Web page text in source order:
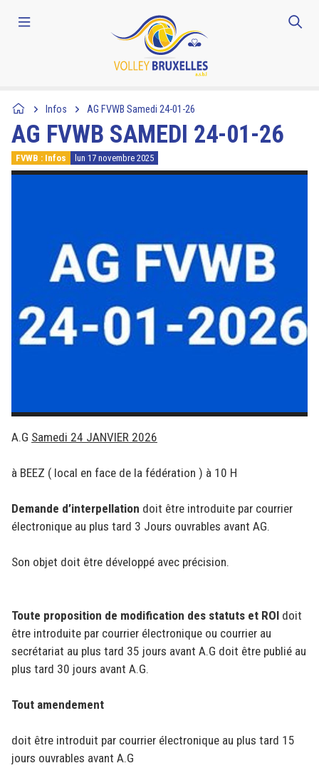
Infos AG FVWB Samedi 24-01-26
AG FVWB SAMEDI 24-01-26
FVWB : Infos lun 17 novembre 2025
A.G Samedi 24 JANVIER 2026
à BEEZ ( local en face de la fédération ) à 10 H
Demande d’interpellation doit être introduite par courrier
électronique au plus tard 3 Jours ouvrables avant AG.
Son objet doit être développé avec précision.
Toute proposition de modification des statuts et ROI doit
être introduite par courrier électronique ou courrier au
secrétariat au plus tard 35 jours avant A.G doit être publié au
plus tard 30 jours avant A.G.
Tout amendement
doit être introduit par courrier électronique au plus tard 15
jours ouvrables avant A.G